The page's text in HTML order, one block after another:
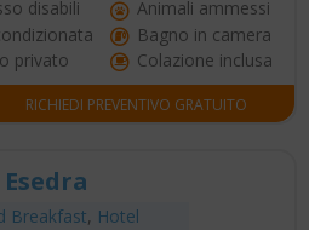
disabili
Animali ammessi
Bagno in camera
privato
Colazione inclusa
RICHIEDI PREVENTIVO GRATUITO
Breakfast, Hotel